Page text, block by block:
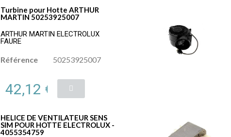
Turbine pour Hotte ARTHUR
MARTIN 50253925007
ARTHUR MARTIN ELECTROLUX
FAURE
Référence 50253925007
42,12 €
HELICE DE VENTILATEUR SENS
SIM POUR HOTTE ELECTROLUX -
4055354759